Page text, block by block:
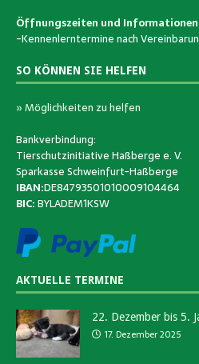
Öffnungszeiten und Informationen
-Kennenlerntermine nach
SO KÖNNEN SIE HELFEN
» Möglichkeiten zu helfen
Bankverbindung:
Tierschutzinitiative Haßberge e. V.
Sparkasse Schweinfurt-Haßberge
IBAN:DE84793501010009104464
BIC:BYLADEM1KSW
AKTUELLE TERMINE
22. Dezember bis 5.
17. Dezember 2025